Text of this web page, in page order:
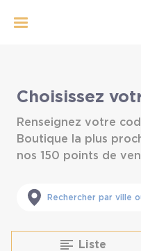
Choisissez
Renseignez votre
Boutique la plus
nos 150 points de
Liste